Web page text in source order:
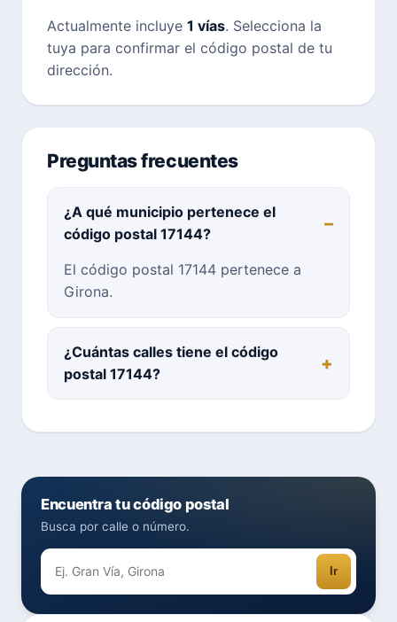
Actualmente incluye 1 vías. Selecciona la
tuya para confirmar el código postal de tu
dirección.
Preguntas frecuentes
¿A qué municipio pertenece el
código postal 17144?
El código postal 17144 pertenece a
Girona.
¿Cuántas calles tiene el código
postal 17144?
Encuentra tu código postal
Busca por calle o número.
Ir